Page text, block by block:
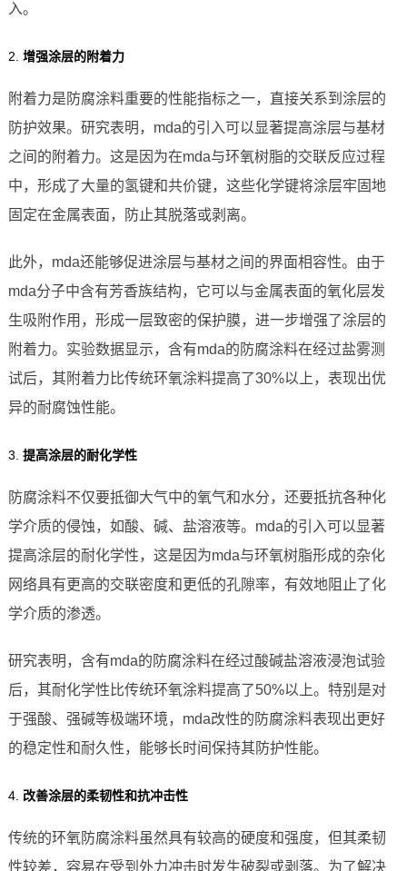
入。
2. 增强涂层的附着力
附着力是防腐涂料重要的性能指标之一，直接关系到涂层的
防护效果。研究表明，mda的引入可以显著提高涂层与基材
之间的附着力。这是因为在mda与环氧树脂的交联反应过程
中，形成了大量的氢键和共价键，这些化学键将涂层牢固地
固定在金属表面，防止其脱落或剥离。
此外，mda还能够促进涂层与基材之间的界面相容性。由于
mda分子中含有芳香族结构，它可以与金属表面的氧化层发
生吸附作用，形成一层致密的保护膜，进一步增强了涂层的
附着力。实验数据显示，含有mda的防腐涂料在经过盐雾测
试后，其附着力比传统环氧涂料提高了30%以上，表现出优
异的耐腐蚀性能。
3. 提高涂层的耐化学性
防腐涂料不仅要抵御大气中的氧气和水分，还要抵抗各种化
学介质的侵蚀，如酸、碱、盐溶液等。mda的引入可以显著
提高涂层的耐化学性，这是因为mda与环氧树脂形成的杂化
网络具有更高的交联密度和更低的孔隙率，有效地阻止了化
学介质的渗透。
研究表明，含有mda的防腐涂料在经过酸碱盐溶液浸泡试验
后，其耐化学性比传统环氧涂料提高了50%以上。特别是对
于强酸、强碱等极端环境，mda改性的防腐涂料表现出更好
的稳定性和耐久性，能够长时间保持其防护性能。
4. 改善涂层的柔韧性和抗冲击性
传统的环氧防腐涂料虽然具有较高的硬度和强度，但其柔韧
性较差，容易在受到外力冲击时发生破裂或剥落。为了解决